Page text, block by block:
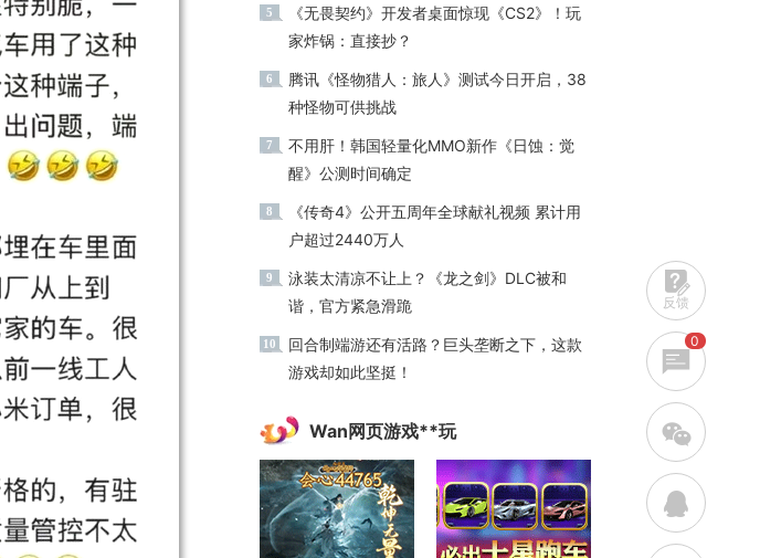
5
《无畏契约》开发者桌面惊现《CS2》！玩
家炸锅：直接抄？
6
腾讯《怪物猎人：旅人》测试今日开启，38
种怪物可供挑战
7
不用肝！韩国轻量化MMO新作《日蚀：觉
醒》公测时间确定
8
《传奇4》公开五周年全球献礼视频 累计用
户超过2440万人
9
泳装太清凉不让上？《龙之剑》DLC被和
谐，官方紧急滑跪
10
回合制端游还有活路？巨头垄断之下，这款
游戏却如此坚挺！
Wan网页游戏**玩
反馈
0
w
q